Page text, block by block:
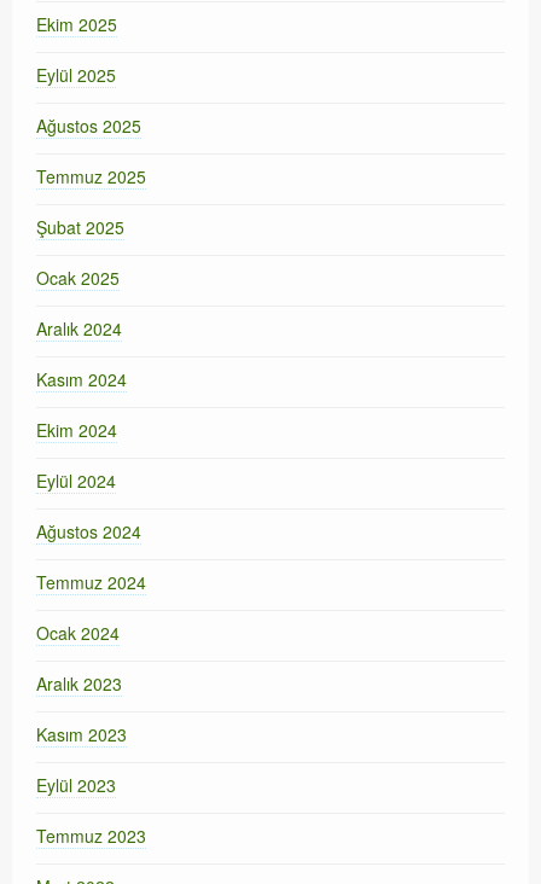
Ekim 2025
Eylül 2025
Ağustos 2025
Temmuz 2025
Şubat 2025
Ocak 2025
Aralık 2024
Kasım 2024
Ekim 2024
Eylül 2024
Ağustos 2024
Temmuz 2024
Ocak 2024
Aralık 2023
Kasım 2023
Eylül 2023
Temmuz 2023